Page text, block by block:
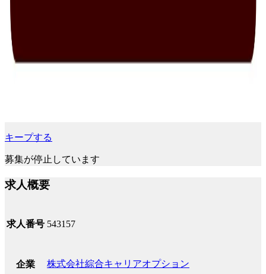
キープする
募集が停止しています
求人概要
求人番号 543157
企業 株式会社綜合キャリアオプション